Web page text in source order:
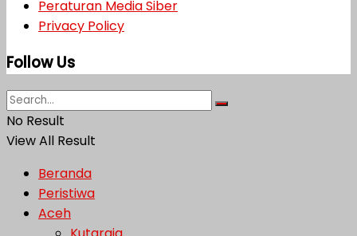
Peraturan Media Siber
Privacy Policy
Follow Us
No Result
View All Result
Beranda
Peristiwa
Aceh